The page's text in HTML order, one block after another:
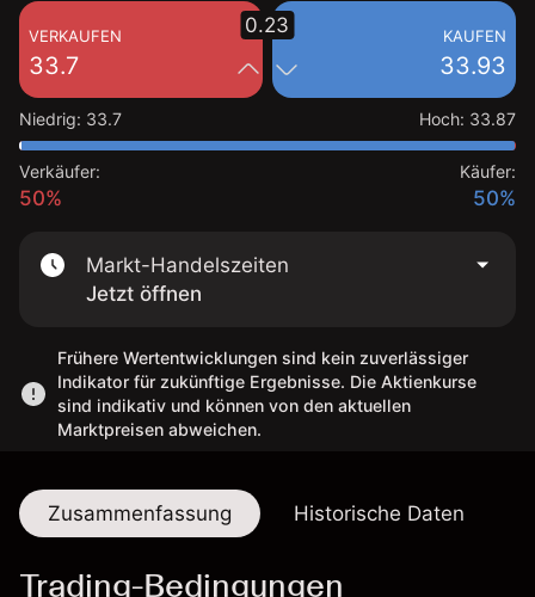
VERKAUFEN
33.7
KAUFEN
33.93
0.23
Niedrig: 33.7 Hoch: 33.87
Verkäufer:
50%
Käufer:
50%
Markt-Handelszeiten
Jetzt öffnen
Frühere Wertentwicklungen sind kein zuverlässiger
Indikator für zukünftige Ergebnisse. Die Aktienkurse
sind indikativ und können von den aktuellen
Marktpreisen abweichen.
Zusammenfassung Historische Daten
Trading-Bedingungen